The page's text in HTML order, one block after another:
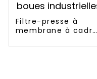
Filtre-presse à
membrane à cadre